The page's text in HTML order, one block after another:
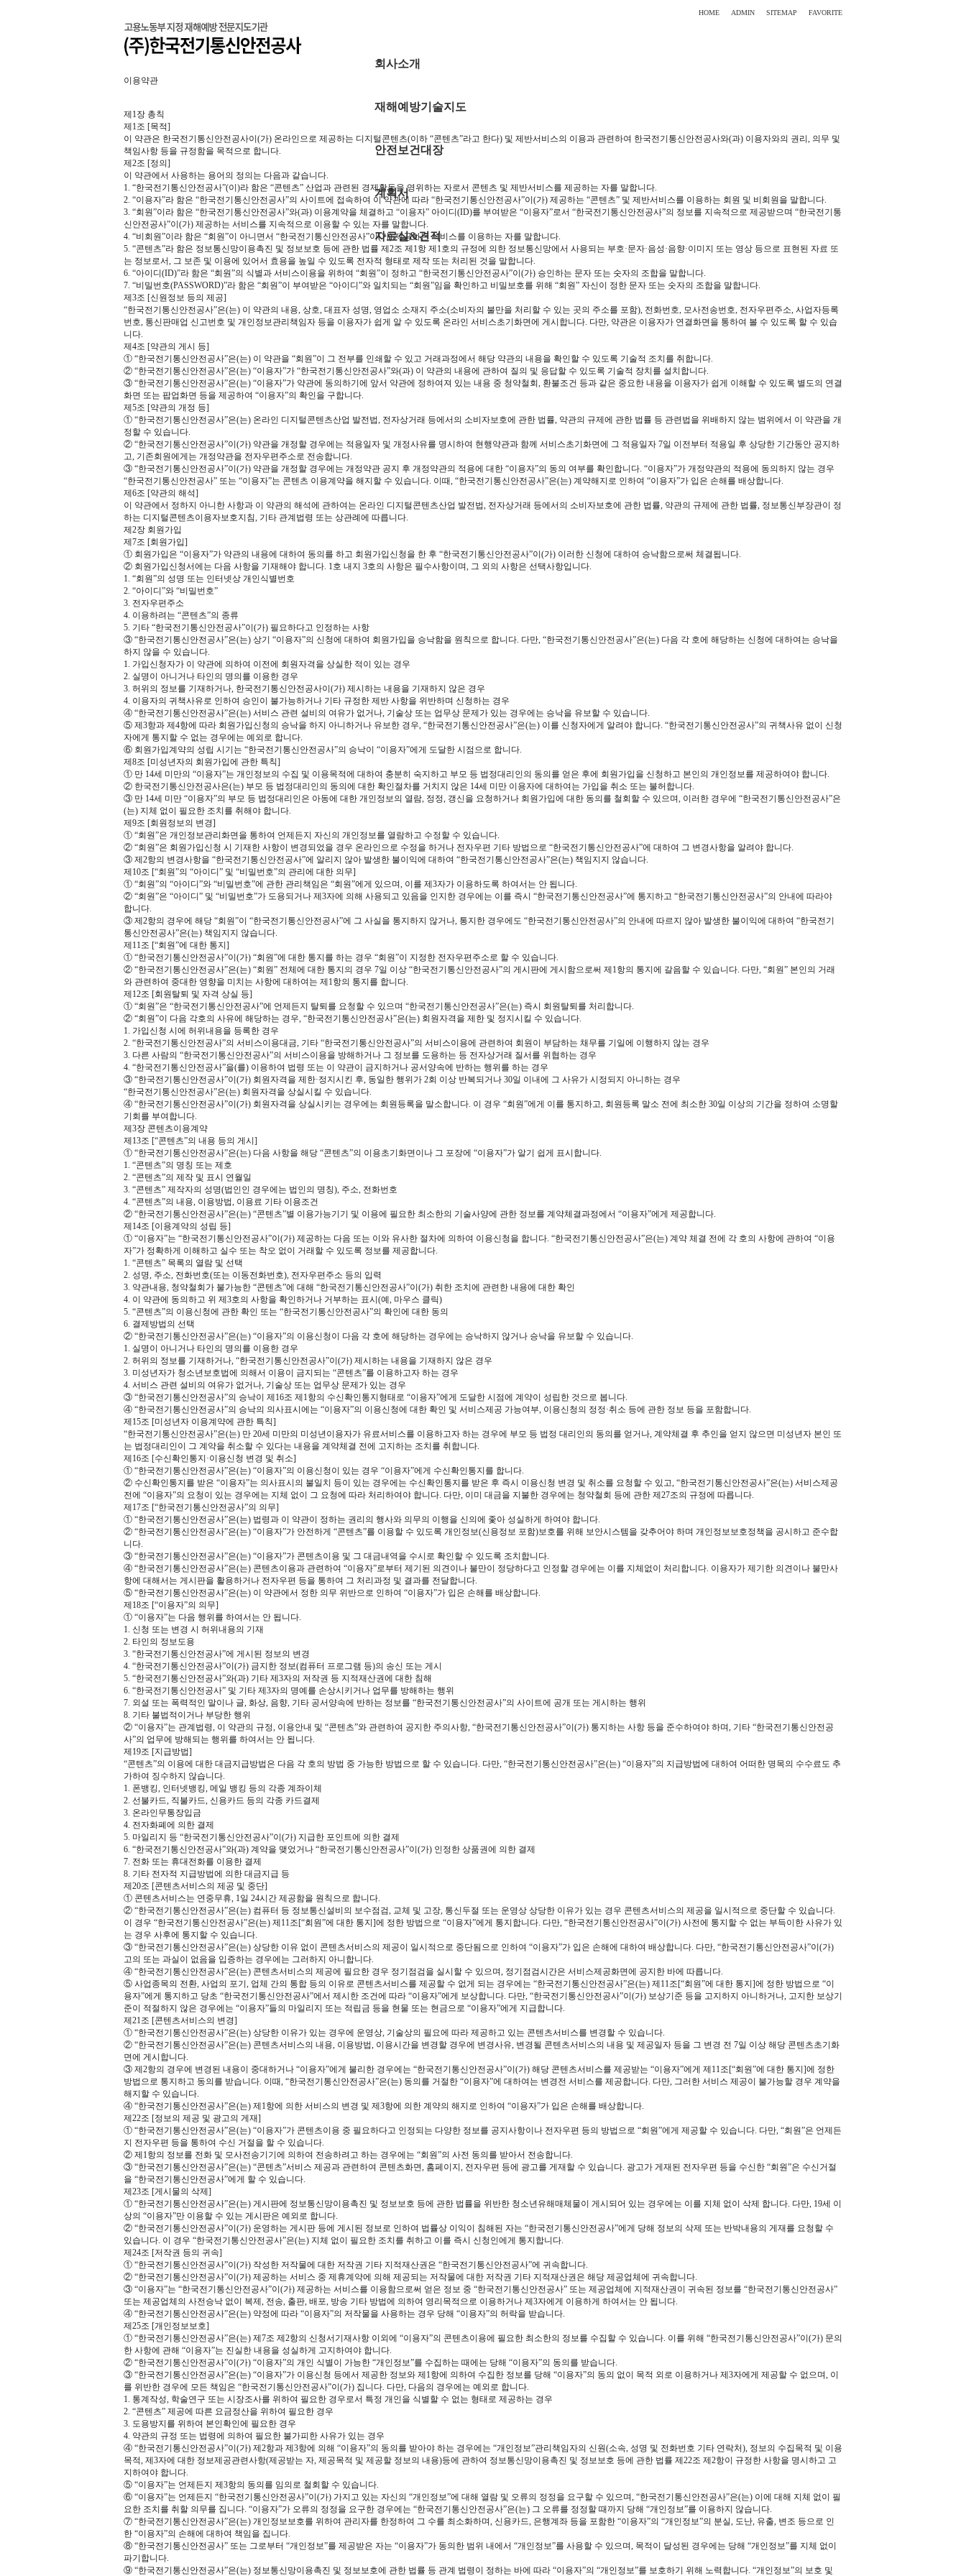
HOME ADMIN SITEMAP FAVORITE
회사소개
재해예방기술지도
안전보건대장
계획서
자료실&견적
이용약관
제1장 총칙
제1조 [목적]
이 약관은 한국전기통신안전공사이(가) 온라인으로 제공하는 디지털콘텐츠(이하 “콘텐츠”라고 한다) 및 제반서비스의 이용과 관련하여 한국전기통신안전공사와(과) 이용자와의 권리, 의무 및
책임사항 등을 규정함을 목적으로 합니다.
제2조 [정의]
이 약관에서 사용하는 용어의 정의는 다음과 같습니다.
1. “한국전기통신안전공사”(이)라 함은 “콘텐츠” 산업과 관련된 경제활동을 영위하는 자로서 콘텐츠 및 제반서비스를 제공하는 자를 말합니다.
2. “이용자”라 함은 “한국전기통신안전공사”의 사이트에 접속하여 이 약관에 따라 “한국전기통신안전공사”이(가) 제공하는 “콘텐츠” 및 제반서비스를 이용하는 회원 및 비회원을 말합니다.
3. “회원”이라 함은 “한국전기통신안전공사”와(과) 이용계약을 체결하고 “이용자” 아이디(ID)를 부여받은 “이용자”로서 “한국전기통신안전공사”의 정보를 지속적으로 제공받으며 “한국전기통
신안전공사”이(가) 제공하는 서비스를 지속적으로 이용할 수 있는 자를 말합니다.
4. “비회원”이라 함은 “회원”이 아니면서 “한국전기통신안전공사”이(가) 제공하는 서비스를 이용하는 자를 말합니다.
5. “콘텐츠”라 함은 정보통신망이용촉진 및 정보보호 등에 관한 법률 제2조 제1항 제1호의 규정에 의한 정보통신망에서 사용되는 부호·문자·음성·음향·이미지 또는 영상 등으로 표현된 자료 또
는 정보로서, 그 보존 및 이용에 있어서 효용을 높일 수 있도록 전자적 형태로 제작 또는 처리된 것을 말합니다.
6. “아이디(ID)”라 함은 “회원”의 식별과 서비스이용을 위하여 “회원”이 정하고 “한국전기통신안전공사”이(가) 승인하는 문자 또는 숫자의 조합을 말합니다.
7. “비밀번호(PASSWORD)”라 함은 “회원”이 부여받은 “아이디”와 일치되는 “회원”임을 확인하고 비밀보호를 위해 “회원” 자신이 정한 문자 또는 숫자의 조합을 말합니다.
제3조 [신원정보 등의 제공]
“한국전기통신안전공사”은(는) 이 약관의 내용, 상호, 대표자 성명, 영업소 소재지 주소(소비자의 불만을 처리할 수 있는 곳의 주소를 포함), 전화번호, 모사전송번호, 전자우편주소, 사업자등록
번호, 통신판매업 신고번호 및 개인정보관리책임자 등을 이용자가 쉽게 알 수 있도록 온라인 서비스초기화면에 게시합니다. 다만, 약관은 이용자가 연결화면을 통하여 볼 수 있도록 할 수 있습
니다.
제4조 [약관의 게시 등]
① “한국전기통신안전공사”은(는) 이 약관을 “회원”이 그 전부를 인쇄할 수 있고 거래과정에서 해당 약관의 내용을 확인할 수 있도록 기술적 조치를 취합니다.
② “한국전기통신안전공사”은(는) “이용자”가 “한국전기통신안전공사”와(과) 이 약관의 내용에 관하여 질의 및 응답할 수 있도록 기술적 장치를 설치합니다.
③ “한국전기통신안전공사”은(는) “이용자”가 약관에 동의하기에 앞서 약관에 정하여져 있는 내용 중 청약철회, 환불조건 등과 같은 중요한 내용을 이용자가 쉽게 이해할 수 있도록 별도의 연결
화면 또는 팝업화면 등을 제공하여 “이용자”의 확인을 구합니다.
제5조 [약관의 개정 등]
① “한국전기통신안전공사”은(는) 온라인 디지털콘텐츠산업 발전법, 전자상거래 등에서의 소비자보호에 관한 법률, 약관의 규제에 관한 법률 등 관련법을 위배하지 않는 범위에서 이 약관을 개
정할 수 있습니다.
② “한국전기통신안전공사”이(가) 약관을 개정할 경우에는 적용일자 및 개정사유를 명시하여 현행약관과 함께 서비스초기화면에 그 적용일자 7일 이전부터 적용일 후 상당한 기간동안 공지하
고, 기존회원에게는 개정약관을 전자우편주소로 전송합니다.
③ “한국전기통신안전공사”이(가) 약관을 개정할 경우에는 개정약관 공지 후 개정약관의 적용에 대한 “이용자”의 동의 여부를 확인합니다. “이용자”가 개정약관의 적용에 동의하지 않는 경우
“한국전기통신안전공사” 또는 “이용자”는 콘텐츠 이용계약을 해지할 수 있습니다. 이때, “한국전기통신안전공사”은(는) 계약해지로 인하여 “이용자”가 입은 손해를 배상합니다.
제6조 [약관의 해석]
이 약관에서 정하지 아니한 사항과 이 약관의 해석에 관하여는 온라인 디지털콘텐츠산업 발전법, 전자상거래 등에서의 소비자보호에 관한 법률, 약관의 규제에 관한 법률, 정보통신부장관이 정
하는 디지털콘텐츠이용자보호지침, 기타 관계법령 또는 상관례에 따릅니다.
제2장 회원가입
제7조 [회원가입]
① 회원가입은 “이용자”가 약관의 내용에 대하여 동의를 하고 회원가입신청을 한 후 “한국전기통신안전공사”이(가) 이러한 신청에 대하여 승낙함으로써 체결됩니다.
② 회원가입신청서에는 다음 사항을 기재해야 합니다. 1호 내지 3호의 사항은 필수사항이며, 그 외의 사항은 선택사항입니다.
1. “회원”의 성명 또는 인터넷상 개인식별번호
2. “아이디”와 “비밀번호”
3. 전자우편주소
4. 이용하려는 “콘텐츠”의 종류
5. 기타 “한국전기통신안전공사”이(가) 필요하다고 인정하는 사항
③ “한국전기통신안전공사”은(는) 상기 “이용자”의 신청에 대하여 회원가입을 승낙함을 원칙으로 합니다. 다만, “한국전기통신안전공사”은(는) 다음 각 호에 해당하는 신청에 대하여는 승낙을
하지 않을 수 있습니다.
1. 가입신청자가 이 약관에 의하여 이전에 회원자격을 상실한 적이 있는 경우
2. 실명이 아니거나 타인의 명의를 이용한 경우
3. 허위의 정보를 기재하거나, 한국전기통신안전공사이(가) 제시하는 내용을 기재하지 않은 경우
4. 이용자의 귀책사유로 인하여 승인이 불가능하거나 기타 규정한 제반 사항을 위반하며 신청하는 경우
④ “한국전기통신안전공사”은(는) 서비스 관련 설비의 여유가 없거나, 기술상 또는 업무상 문제가 있는 경우에는 승낙을 유보할 수 있습니다.
⑤ 제3항과 제4항에 따라 회원가입신청의 승낙을 하지 아니하거나 유보한 경우, “한국전기통신안전공사”은(는) 이를 신청자에게 알려야 합니다. “한국전기통신안전공사”의 귀책사유 없이 신청
자에게 통지할 수 없는 경우에는 예외로 합니다.
⑥ 회원가입계약의 성립 시기는 “한국전기통신안전공사”의 승낙이 “이용자”에게 도달한 시점으로 합니다.
제8조 [미성년자의 회원가입에 관한 특칙]
① 만 14세 미만의 “이용자”는 개인정보의 수집 및 이용목적에 대하여 충분히 숙지하고 부모 등 법정대리인의 동의를 얻은 후에 회원가입을 신청하고 본인의 개인정보를 제공하여야 합니다.
② 한국전기통신안전공사은(는) 부모 등 법정대리인의 동의에 대한 확인절차를 거치지 않은 14세 미만 이용자에 대하여는 가입을 취소 또는 불허합니다.
③ 만 14세 미만 “이용자”의 부모 등 법정대리인은 아동에 대한 개인정보의 열람, 정정, 갱신을 요청하거나 회원가입에 대한 동의를 철회할 수 있으며, 이러한 경우에 “한국전기통신안전공사”은
(는) 지체 없이 필요한 조치를 취해야 합니다.
제9조 [회원정보의 변경]
① “회원”은 개인정보관리화면을 통하여 언제든지 자신의 개인정보를 열람하고 수정할 수 있습니다.
② “회원”은 회원가입신청 시 기재한 사항이 변경되었을 경우 온라인으로 수정을 하거나 전자우편 기타 방법으로 “한국전기통신안전공사”에 대하여 그 변경사항을 알려야 합니다.
③ 제2항의 변경사항을 “한국전기통신안전공사”에 알리지 않아 발생한 불이익에 대하여 “한국전기통신안전공사”은(는) 책임지지 않습니다.
제10조 [“회원”의 “아이디” 및 “비밀번호”의 관리에 대한 의무]
① “회원”의 “아이디”와 “비밀번호”에 관한 관리책임은 “회원”에게 있으며, 이를 제3자가 이용하도록 하여서는 안 됩니다.
② “회원”은 “아이디” 및 “비밀번호”가 도용되거나 제3자에 의해 사용되고 있음을 인지한 경우에는 이를 즉시 “한국전기통신안전공사”에 통지하고 “한국전기통신안전공사”의 안내에 따라야
합니다.
③ 제2항의 경우에 해당 “회원”이 “한국전기통신안전공사”에 그 사실을 통지하지 않거나, 통지한 경우에도 “한국전기통신안전공사”의 안내에 따르지 않아 발생한 불이익에 대하여 “한국전기
통신안전공사”은(는) 책임지지 않습니다.
제11조 [“회원”에 대한 통지]
① “한국전기통신안전공사”이(가) “회원”에 대한 통지를 하는 경우 “회원”이 지정한 전자우편주소로 할 수 있습니다.
② “한국전기통신안전공사”은(는) “회원” 전체에 대한 통지의 경우 7일 이상 “한국전기통신안전공사”의 게시판에 게시함으로써 제1항의 통지에 갈음할 수 있습니다. 다만, “회원” 본인의 거래
와 관련하여 중대한 영향을 미치는 사항에 대하여는 제1항의 통지를 합니다.
제12조 [회원탈퇴 및 자격 상실 등]
① “회원”은 “한국전기통신안전공사”에 언제든지 탈퇴를 요청할 수 있으며 “한국전기통신안전공사”은(는) 즉시 회원탈퇴를 처리합니다.
② “회원”이 다음 각호의 사유에 해당하는 경우, “한국전기통신안전공사”은(는) 회원자격을 제한 및 정지시킬 수 있습니다.
1. 가입신청 시에 허위내용을 등록한 경우
2. “한국전기통신안전공사”의 서비스이용대금, 기타 “한국전기통신안전공사”의 서비스이용에 관련하여 회원이 부담하는 채무를 기일에 이행하지 않는 경우
3. 다른 사람의 “한국전기통신안전공사”의 서비스이용을 방해하거나 그 정보를 도용하는 등 전자상거래 질서를 위협하는 경우
4. “한국전기통신안전공사”을(를) 이용하여 법령 또는 이 약관이 금지하거나 공서양속에 반하는 행위를 하는 경우
③ “한국전기통신안전공사”이(가) 회원자격을 제한·정지시킨 후, 동일한 행위가 2회 이상 반복되거나 30일 이내에 그 사유가 시정되지 아니하는 경우
“한국전기통신안전공사”은(는) 회원자격을 상실시킬 수 있습니다.
④ “한국전기통신안전공사”이(가) 회원자격을 상실시키는 경우에는 회원등록을 말소합니다. 이 경우 “회원”에게 이를 통지하고, 회원등록 말소 전에 최소한 30일 이상의 기간을 정하여 소명할
기회를 부여합니다.
제3장 콘텐츠이용계약
제13조 [“콘텐츠”의 내용 등의 게시]
① “한국전기통신안전공사”은(는) 다음 사항을 해당 “콘텐츠”의 이용초기화면이나 그 포장에 “이용자”가 알기 쉽게 표시합니다.
1. “콘텐츠”의 명칭 또는 제호
2. “콘텐츠”의 제작 및 표시 연월일
3. “콘텐츠” 제작자의 성명(법인인 경우에는 법인의 명칭), 주소, 전화번호
4. “콘텐츠”의 내용, 이용방법, 이용료 기타 이용조건
② “한국전기통신안전공사”은(는) “콘텐츠”별 이용가능기기 및 이용에 필요한 최소한의 기술사양에 관한 정보를 계약체결과정에서 “이용자”에게 제공합니다.
제14조 [이용계약의 성립 등]
① “이용자”는 “한국전기통신안전공사”이(가) 제공하는 다음 또는 이와 유사한 절차에 의하여 이용신청을 합니다. “한국전기통신안전공사”은(는) 계약 체결 전에 각 호의 사항에 관하여 “이용
자”가 정확하게 이해하고 실수 또는 착오 없이 거래할 수 있도록 정보를 제공합니다.
1. “콘텐츠” 목록의 열람 및 선택
2. 성명, 주소, 전화번호(또는 이동전화번호), 전자우편주소 등의 입력
3. 약관내용, 청약철회가 불가능한 “콘텐츠”에 대해 “한국전기통신안전공사”이(가) 취한 조치에 관련한 내용에 대한 확인
4. 이 약관에 동의하고 위 제3호의 사항을 확인하거나 거부하는 표시(예, 마우스 클릭)
5. “콘텐츠”의 이용신청에 관한 확인 또는 “한국전기통신안전공사”의 확인에 대한 동의
6. 결제방법의 선택
② “한국전기통신안전공사”은(는) “이용자”의 이용신청이 다음 각 호에 해당하는 경우에는 승낙하지 않거나 승낙을 유보할 수 있습니다.
1. 실명이 아니거나 타인의 명의를 이용한 경우
2. 허위의 정보를 기재하거나, “한국전기통신안전공사”이(가) 제시하는 내용을 기재하지 않은 경우
3. 미성년자가 청소년보호법에 의해서 이용이 금지되는 “콘텐츠”를 이용하고자 하는 경우
4. 서비스 관련 설비의 여유가 없거나, 기술상 또는 업무상 문제가 있는 경우
③ “한국전기통신안전공사”의 승낙이 제16조 제1항의 수신확인통지형태로 “이용자”에게 도달한 시점에 계약이 성립한 것으로 봅니다.
④ “한국전기통신안전공사”의 승낙의 의사표시에는 “이용자”의 이용신청에 대한 확인 및 서비스제공 가능여부, 이용신청의 정정·취소 등에 관한 정보 등을 포함합니다.
제15조 [미성년자 이용계약에 관한 특칙]
“한국전기통신안전공사”은(는) 만 20세 미만의 미성년이용자가 유료서비스를 이용하고자 하는 경우에 부모 등 법정 대리인의 동의를 얻거나, 계약체결 후 추인을 얻지 않으면 미성년자 본인 또
는 법정대리인이 그 계약을 취소할 수 있다는 내용을 계약체결 전에 고지하는 조치를 취합니다.
제16조 [수신확인통지·이용신청 변경 및 취소]
① “한국전기통신안전공사”은(는) “이용자”의 이용신청이 있는 경우 “이용자”에게 수신확인통지를 합니다.
② 수신확인통지를 받은 “이용자”는 의사표시의 불일치 등이 있는 경우에는 수신확인통지를 받은 후 즉시 이용신청 변경 및 취소를 요청할 수 있고, “한국전기통신안전공사”은(는) 서비스제공
전에 “이용자”의 요청이 있는 경우에는 지체 없이 그 요청에 따라 처리하여야 합니다. 다만, 이미 대금을 지불한 경우에는 청약철회 등에 관한 제27조의 규정에 따릅니다.
제17조 [“한국전기통신안전공사”의 의무]
① “한국전기통신안전공사”은(는) 법령과 이 약관이 정하는 권리의 행사와 의무의 이행을 신의에 좇아 성실하게 하여야 합니다.
② “한국전기통신안전공사”은(는) “이용자”가 안전하게 “콘텐츠”를 이용할 수 있도록 개인정보(신용정보 포함)보호를 위해 보안시스템을 갖추어야 하며 개인정보보호정책을 공시하고 준수합
니다.
③ “한국전기통신안전공사”은(는) “이용자”가 콘텐츠이용 및 그 대금내역을 수시로 확인할 수 있도록 조치합니다.
④ “한국전기통신안전공사”은(는) 콘텐츠이용과 관련하여 “이용자”로부터 제기된 의견이나 불만이 정당하다고 인정할 경우에는 이를 지체없이 처리합니다. 이용자가 제기한 의견이나 불만사
항에 대해서는 게시판을 활용하거나 전자우편 등을 통하여 그 처리과정 및 결과를 전달합니다.
⑤ “한국전기통신안전공사”은(는) 이 약관에서 정한 의무 위반으로 인하여 “이용자”가 입은 손해를 배상합니다.
제18조 [“이용자”의 의무]
① “이용자”는 다음 행위를 하여서는 안 됩니다.
1. 신청 또는 변경 시 허위내용의 기재
2. 타인의 정보도용
3. “한국전기통신안전공사”에 게시된 정보의 변경
4. “한국전기통신안전공사”이(가) 금지한 정보(컴퓨터 프로그램 등)의 송신 또는 게시
5. “한국전기통신안전공사”와(과) 기타 제3자의 저작권 등 지적재산권에 대한 침해
6. “한국전기통신안전공사” 및 기타 제3자의 명예를 손상시키거나 업무를 방해하는 행위
7. 외설 또는 폭력적인 말이나 글, 화상, 음향, 기타 공서양속에 반하는 정보를 “한국전기통신안전공사”의 사이트에 공개 또는 게시하는 행위
8. 기타 불법적이거나 부당한 행위
② “이용자”는 관계법령, 이 약관의 규정, 이용안내 및 “콘텐츠”와 관련하여 공지한 주의사항, “한국전기통신안전공사”이(가) 통지하는 사항 등을 준수하여야 하며, 기타 “한국전기통신안전공
사”의 업무에 방해되는 행위를 하여서는 안 됩니다.
제19조 [지급방법]
“콘텐츠”의 이용에 대한 대금지급방법은 다음 각 호의 방법 중 가능한 방법으로 할 수 있습니다. 다만, “한국전기통신안전공사”은(는) “이용자”의 지급방법에 대하여 어떠한 명목의 수수료도 추
가하여 징수하지 않습니다.
1. 폰뱅킹, 인터넷뱅킹, 메일 뱅킹 등의 각종 계좌이체
2. 선불카드, 직불카드, 신용카드 등의 각종 카드결제
3. 온라인무통장입금
4. 전자화폐에 의한 결제
5. 마일리지 등 “한국전기통신안전공사”이(가) 지급한 포인트에 의한 결제
6. “한국전기통신안전공사”와(과) 계약을 맺었거나 “한국전기통신안전공사”이(가) 인정한 상품권에 의한 결제
7. 전화 또는 휴대전화를 이용한 결제
8. 기타 전자적 지급방법에 의한 대금지급 등
제20조 [콘텐츠서비스의 제공 및 중단]
① 콘텐츠서비스는 연중무휴, 1일 24시간 제공함을 원칙으로 합니다.
② “한국전기통신안전공사”은(는) 컴퓨터 등 정보통신설비의 보수점검, 교체 및 고장, 통신두절 또는 운영상 상당한 이유가 있는 경우 콘텐츠서비스의 제공을 일시적으로 중단할 수 있습니다.
이 경우 “한국전기통신안전공사”은(는) 제11조[“회원”에 대한 통지]에 정한 방법으로 “이용자”에게 통지합니다. 다만, “한국전기통신안전공사”이(가) 사전에 통지할 수 없는 부득이한 사유가 있
는 경우 사후에 통지할 수 있습니다.
③ “한국전기통신안전공사”은(는) 상당한 이유 없이 콘텐츠서비스의 제공이 일시적으로 중단됨으로 인하여 “이용자”가 입은 손해에 대하여 배상합니다. 다만, “한국전기통신안전공사”이(가)
고의 또는 과실이 없음을 입증하는 경우에는 그러하지 아니합니다.
④ “한국전기통신안전공사”은(는) 콘텐츠서비스의 제공에 필요한 경우 정기점검을 실시할 수 있으며, 정기점검시간은 서비스제공화면에 공지한 바에 따릅니다.
⑤ 사업종목의 전환, 사업의 포기, 업체 간의 통합 등의 이유로 콘텐츠서비스를 제공할 수 없게 되는 경우에는 “한국전기통신안전공사”은(는) 제11조[“회원”에 대한 통지]에 정한 방법으로 “이
용자”에게 통지하고 당초 “한국전기통신안전공사”에서 제시한 조건에 따라 “이용자”에게 보상합니다. 다만, “한국전기통신안전공사”이(가) 보상기준 등을 고지하지 아니하거나, 고지한 보상기
준이 적절하지 않은 경우에는 “이용자”들의 마일리지 또는 적립금 등을 현물 또는 현금으로 “이용자”에게 지급합니다.
제21조 [콘텐츠서비스의 변경]
① “한국전기통신안전공사”은(는) 상당한 이유가 있는 경우에 운영상, 기술상의 필요에 따라 제공하고 있는 콘텐츠서비스를 변경할 수 있습니다.
② “한국전기통신안전공사”은(는) 콘텐츠서비스의 내용, 이용방법, 이용시간을 변경할 경우에 변경사유, 변경될 콘텐츠서비스의 내용 및 제공일자 등을 그 변경 전 7일 이상 해당 콘텐츠초기화
면에 게시합니다.
③ 제2항의 경우에 변경된 내용이 중대하거나 “이용자”에게 불리한 경우에는 “한국전기통신안전공사”이(가) 해당 콘텐츠서비스를 제공받는 “이용자”에게 제11조[“회원”에 대한 통지]에 정한
방법으로 통지하고 동의를 받습니다. 이때, “한국전기통신안전공사”은(는) 동의를 거절한 “이용자”에 대하여는 변경전 서비스를 제공합니다. 다만, 그러한 서비스 제공이 불가능할 경우 계약을
해지할 수 있습니다.
④ “한국전기통신안전공사”은(는) 제1항에 의한 서비스의 변경 및 제3항에 의한 계약의 해지로 인하여 “이용자”가 입은 손해를 배상합니다.
제22조 [정보의 제공 및 광고의 게재]
① “한국전기통신안전공사”은(는) “이용자”가 콘텐츠이용 중 필요하다고 인정되는 다양한 정보를 공지사항이나 전자우편 등의 방법으로 “회원”에게 제공할 수 있습니다. 다만, “회원”은 언제든
지 전자우편 등을 통하여 수신 거절을 할 수 있습니다.
② 제1항의 정보를 전화 및 모사전송기기에 의하여 전송하려고 하는 경우에는 “회원”의 사전 동의를 받아서 전송합니다.
③ “한국전기통신안전공사”은(는) “콘텐츠”서비스 제공과 관련하여 콘텐츠화면, 홈페이지, 전자우편 등에 광고를 게재할 수 있습니다. 광고가 게재된 전자우편 등을 수신한 “회원”은 수신거절
을 “한국전기통신안전공사”에게 할 수 있습니다.
제23조 [게시물의 삭제]
① “한국전기통신안전공사”은(는) 게시판에 정보통신망이용촉진 및 정보보호 등에 관한 법률을 위반한 청소년유해매체물이 게시되어 있는 경우에는 이를 지체 없이 삭제 합니다. 다만, 19세 이
상의 “이용자”만 이용할 수 있는 게시판은 예외로 합니다.
② “한국전기통신안전공사”이(가) 운영하는 게시판 등에 게시된 정보로 인하여 법률상 이익이 침해된 자는 “한국전기통신안전공사”에게 당해 정보의 삭제 또는 반박내용의 게재를 요청할 수
있습니다. 이 경우 “한국전기통신안전공사”은(는) 지체 없이 필요한 조치를 취하고 이를 즉시 신청인에게 통지합니다.
제24조 [저작권 등의 귀속]
① “한국전기통신안전공사”이(가) 작성한 저작물에 대한 저작권 기타 지적재산권은 “한국전기통신안전공사”에 귀속합니다.
② “한국전기통신안전공사”이(가) 제공하는 서비스 중 제휴계약에 의해 제공되는 저작물에 대한 저작권 기타 지적재산권은 해당 제공업체에 귀속합니다.
③ “이용자”는 “한국전기통신안전공사”이(가) 제공하는 서비스를 이용함으로써 얻은 정보 중 “한국전기통신안전공사” 또는 제공업체에 지적재산권이 귀속된 정보를 “한국전기통신안전공사”
또는 제공업체의 사전승낙 없이 복제, 전송, 출판, 배포, 방송 기타 방법에 의하여 영리목적으로 이용하거나 제3자에게 이용하게 하여서는 안 됩니다.
④ “한국전기통신안전공사”은(는) 약정에 따라 “이용자”의 저작물을 사용하는 경우 당해 “이용자”의 허락을 받습니다.
제25조 [개인정보보호]
① “한국전기통신안전공사”은(는) 제7조 제2항의 신청서기재사항 이외에 “이용자”의 콘텐츠이용에 필요한 최소한의 정보를 수집할 수 있습니다. 이를 위해 “한국전기통신안전공사”이(가) 문의
한 사항에 관해 “이용자”는 진실한 내용을 성실하게 고지하여야 합니다.
② “한국전기통신안전공사”이(가) “이용자”의 개인 식별이 가능한 “개인정보”를 수집하는 때에는 당해 “이용자”의 동의를 받습니다.
③ “한국전기통신안전공사”은(는) “이용자”가 이용신청 등에서 제공한 정보와 제1항에 의하여 수집한 정보를 당해 “이용자”의 동의 없이 목적 외로 이용하거나 제3자에게 제공할 수 없으며, 이
를 위반한 경우에 모든 책임은 “한국전기통신안전공사”이(가) 집니다. 다만, 다음의 경우에는 예외로 합니다.
1. 통계작성, 학술연구 또는 시장조사를 위하여 필요한 경우로서 특정 개인을 식별할 수 없는 형태로 제공하는 경우
2. “콘텐츠” 제공에 따른 요금정산을 위하여 필요한 경우
3. 도용방지를 위하여 본인확인에 필요한 경우
4. 약관의 규정 또는 법령에 의하여 필요한 불가피한 사유가 있는 경우
④ “한국전기통신안전공사”이(가) 제2항과 제3항에 의해 “이용자”의 동의를 받아야 하는 경우에는 “개인정보”관리책임자의 신원(소속, 성명 및 전화번호 기타 연락처), 정보의 수집목적 및 이용
목적, 제3자에 대한 정보제공관련사항(제공받는 자, 제공목적 및 제공할 정보의 내용)등에 관하여 정보통신망이용촉진 및 정보보호 등에 관한 법률 제22조 제2항이 규정한 사항을 명시하고 고
지하여야 합니다.
⑤ “이용자”는 언제든지 제3항의 동의를 임의로 철회할 수 있습니다.
⑥ “이용자”는 언제든지 “한국전기통신안전공사”이(가) 가지고 있는 자신의 “개인정보”에 대해 열람 및 오류의 정정을 요구할 수 있으며, “한국전기통신안전공사”은(는) 이에 대해 지체 없이 필
요한 조치를 취할 의무를 집니다. “이용자”가 오류의 정정을 요구한 경우에는 “한국전기통신안전공사”은(는) 그 오류를 정정할 때까지 당해 “개인정보”를 이용하지 않습니다.
⑦ “한국전기통신안전공사”은(는) 개인정보보호를 위하여 관리자를 한정하여 그 수를 최소화하며, 신용카드, 은행계좌 등을 포함한 “이용자”의 “개인정보”의 분실, 도난, 유출, 변조 등으로 인
한 “이용자”의 손해에 대하여 책임을 집니다.
⑧ “한국전기통신안전공사” 또는 그로부터 “개인정보”를 제공받은 자는 “이용자”가 동의한 범위 내에서 “개인정보”를 사용할 수 있으며, 목적이 달성된 경우에는 당해 “개인정보”를 지체 없이
파기합니다.
⑨ “한국전기통신안전공사”은(는) 정보통신망이용촉진 및 정보보호에 관한 법률 등 관계 법령이 정하는 바에 따라 “이용자”의 “개인정보”를 보호하기 위해 노력합니다. “개인정보”의 보호 및